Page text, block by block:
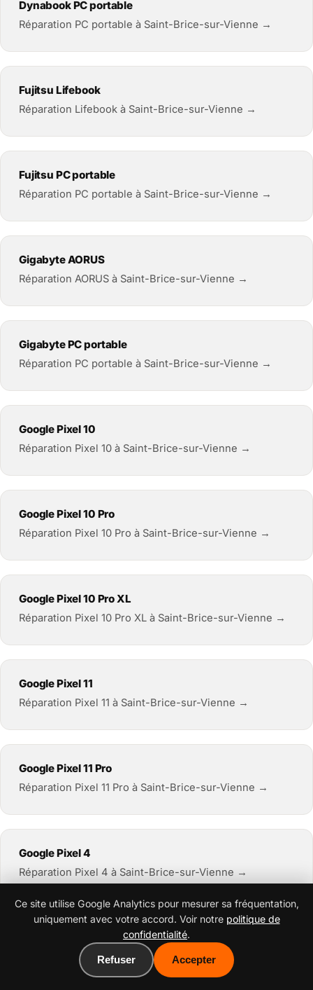
Dynabook PC portable
Réparation PC portable à Saint-Brice-sur-Vienne →
Fujitsu Lifebook
Réparation Lifebook à Saint-Brice-sur-Vienne →
Fujitsu PC portable
Réparation PC portable à Saint-Brice-sur-Vienne →
Gigabyte AORUS
Réparation AORUS à Saint-Brice-sur-Vienne →
Gigabyte PC portable
Réparation PC portable à Saint-Brice-sur-Vienne →
Google Pixel 10
Réparation Pixel 10 à Saint-Brice-sur-Vienne →
Google Pixel 10 Pro
Réparation Pixel 10 Pro à Saint-Brice-sur-Vienne →
Google Pixel 10 Pro XL
Réparation Pixel 10 Pro XL à Saint-Brice-sur-Vienne →
Google Pixel 11
Réparation Pixel 11 à Saint-Brice-sur-Vienne →
Google Pixel 11 Pro
Réparation Pixel 11 Pro à Saint-Brice-sur-Vienne →
Google Pixel 4
Réparation Pixel 4 à Saint-Brice-sur-Vienne →
Réparation Pixel 4a à Saint-Brice-sur-Vienne →
Ce site utilise Google Analytics pour mesurer sa fréquentation,
uniquement avec votre accord. Voir notre politique de
confidentialité.
Refuser Accepter